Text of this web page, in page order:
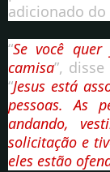
adicionado do
“Se você
camisa”,
“Jesus está
pessoas. As
andando,
solicitação e
eles estão